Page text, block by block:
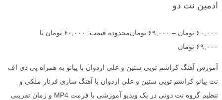
ادمین نت دو
۶۰,۰۰۰ تومان – ۶۹,۰۰۰ تومان
محدوده قیمت: ۶۰,۰۰۰ تومان تا
۶۹,۰۰۰ تومان
آموزش آهنگ کراشم تویی ستین و علی اردوان با پیانو به همراه پی دی اف
نت پیانو کراشم تویی ستین و علی اردوان با آهنگ سازی فرناز ملکی و
تنظیم گروه نت دونی در یک ویدیو آموزشی با فرمت MP4 و زمان تقریبی